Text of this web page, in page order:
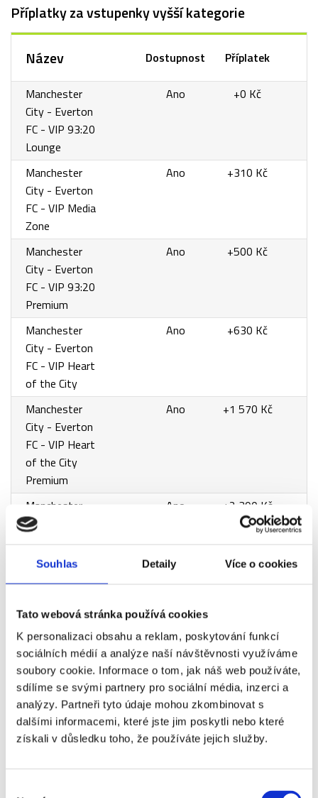
Souhlas Detaily Více o cookies
Tato webová stránka používá cookies
K personalizaci obsahu a reklam, poskytování funkcí
sociálních médií a analýze naší návštěvnosti využíváme
soubory cookie. Informace o tom, jak náš web používáte,
sdílíme se svými partnery pro sociální média, inzerci a
analýzy. Partneři tyto údaje mohou zkombinovat s
dalšími informacemi, které jste jim poskytli nebo které
získali v důsledku toho, že používáte jejich služby.
Příplatky za vstupenky vyšší kategorie
Název Dostupnost Příplatek
Manchester
City - Everton
FC - VIP 93:20
Lounge
Ano +0 Kč
Manchester
City - Everton
FC - VIP Media
Zone
Ano +310 Kč
Manchester
City - Everton
FC - VIP 93:20
Premium
Ano +500 Kč
Manchester
City - Everton
FC - VIP Heart
of the City
Ano +630 Kč
Manchester
City - Everton
FC - VIP Heart
of the City
Premium
Ano +1 570 Kč
Manchester
City - Everton
Bar
Ano +2 390 Kč
Manchester
FC - 1.
kategorie
Manchester
City - Everton
FC - VIP
Manager
Ano +3 920 Kč
Manchester
Ano +4 690 Kč